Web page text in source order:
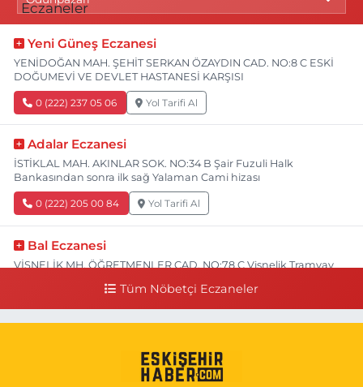
Yeni Güneş Eczanesi
YENİDOĞAN MAH. ŞEHİT SERKAN ÖZAYDIN CAD. NO:8 C ESKİ
DOĞUMEVİ VE DEVLET HASTANESİ KARŞISI
0 (222) 237 05 06 Yol Tarifi Al
Adalar Eczanesi
İSTİKLAL MAH. AKINLAR SOK. NO:34 B Şair Fuzuli Halk
Bankasından sonra ilk sağ Yalaman Cami hizası
0 (222) 205 00 84 Yol Tarifi Al
Bal Eczanesi
VİŞNELİK MH. ÖĞRETMENLER CAD. NO:78 C Vişnelik Tramvay
NUH'UN GEMİSİ Veteriner Kliniğinin yanı,ı
GÜLTEPE MAH. HALK CAD. NO:107 C
Tüm Nöbetçi Eczaneler